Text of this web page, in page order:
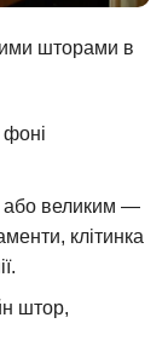
шторами в
або великим —
клітинка
штор,